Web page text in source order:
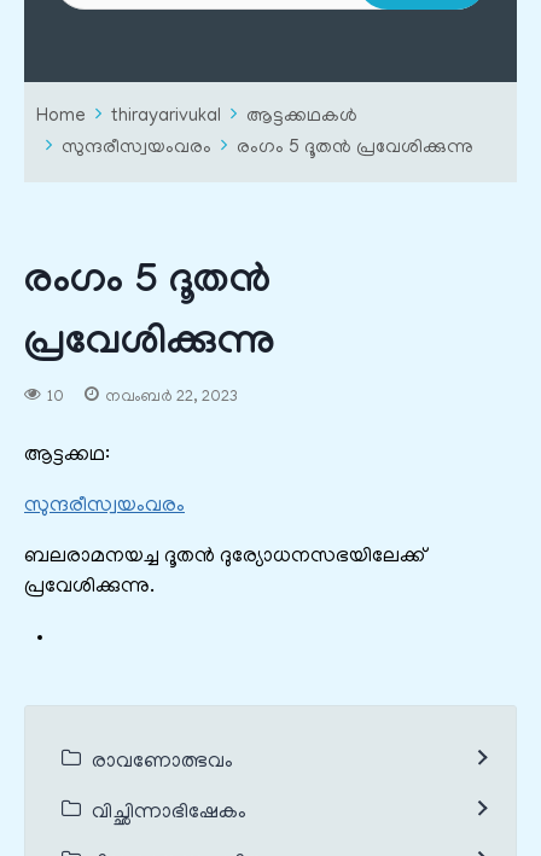
Home thirayarivukal
ആട്ടക്കഥകൾ
സുന്ദരീസ്വയംവരം
രംഗം 5 ദൂതൻ പ്രവേശിക്കുന്നു
രംഗം 5 ദൂതൻ
പ്രവേശിക്കുന്നു
10 നവംബർ 22, 2023
ആട്ടക്കഥ:
സുന്ദരീസ്വയംവരം
ബലരാമനയച്ച ദൂതൻ ദുര്യോധനസഭയിലേക്ക്
പ്രവേശിക്കുന്നു.
രാവണോത്ഭവം
വിച്ഛിന്നാഭിഷേകം